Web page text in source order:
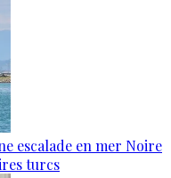
escalade en mer Noire
turcs